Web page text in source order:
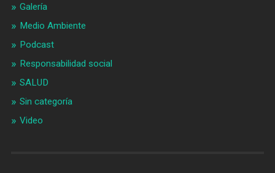
Galería
Medio Ambiente
Podcast
Responsabilidad social
SALUD
Sin categoría
Video